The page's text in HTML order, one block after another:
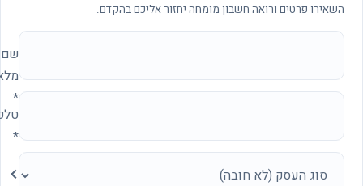
השאירו פרטים ורואה חשבון מומחה יחזור אליכם בהקדם.
אתר החברה (להשאיר ריק)
שם
מלא
טלפון
*